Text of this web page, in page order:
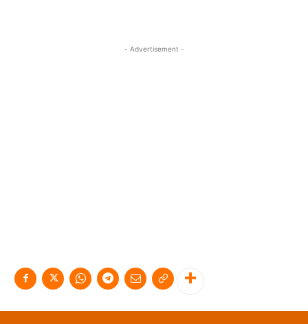
- Advertisement -